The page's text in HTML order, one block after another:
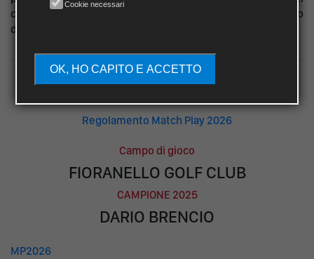
con la voglia di vincere il Match Play più faticoso e lungo
dell’ anno.
TABELLONE 2026
Regolamento Match Play 2026
Campo di gioco
FIORANELLO GOLF CLUB
CAMPIONE 2025
DARIO BRENCIO
MP2026
Cookie necessari
OK, HO CAPITO E ACCETTO